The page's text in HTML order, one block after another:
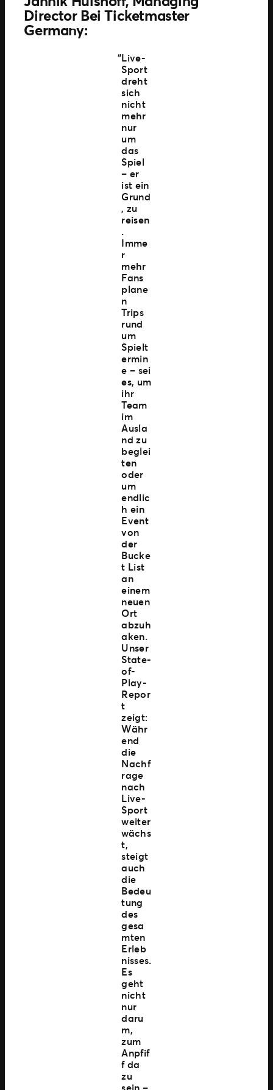
Director Bei Ticketmaster
Germany:
Live-
Sport
dreht
sich
nicht
mehr
nur
um
das
Spiel
– er
ist ein
Grund
, zu
reisen
.
Imme
r
mehr
Fans
plane
n
Trips
rund
um
Spielt
ermin
e – sei
es, um
ihr
Team
im
Ausla
nd zu
beglei
ten
oder
um
endlic
h ein
Event
von
der
Bucke
t List
an
einem
neuen
Ort
abzuh
aken.
Unser
State-
of-
Play-
Repor
t
zeigt:
Währ
end
die
Nachf
rage
nach
Live-
Sport
weiter
wächs
t,
steigt
auch
die
Bedeu
tung
des
gesa
mten
Erleb
nisses.
Es
geht
nicht
nur
daru
m,
zum
Anpfif
f da
zu
sein –